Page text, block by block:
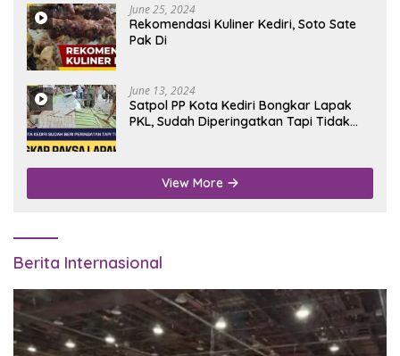
June 25, 2024
Rekomendasi Kuliner Kediri, Soto Sate
Pak Di
June 13, 2024
Satpol PP Kota Kediri Bongkar Lapak
PKL, Sudah Diperingatkan Tapi Tidak
View More
Berita Internasional